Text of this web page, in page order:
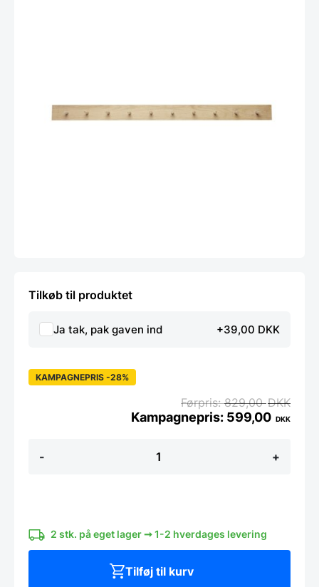
Tilkøb til produktet
Ja tak, pak gaven ind +39,00 DKK
-
Knagerække
cm
antal
+
KAMPAGNEPRIS -28%
829,00DKK
599,00 DKK
2 stk. på eget lager ➞ 1-2 hverdages levering
Tilføj til kurv